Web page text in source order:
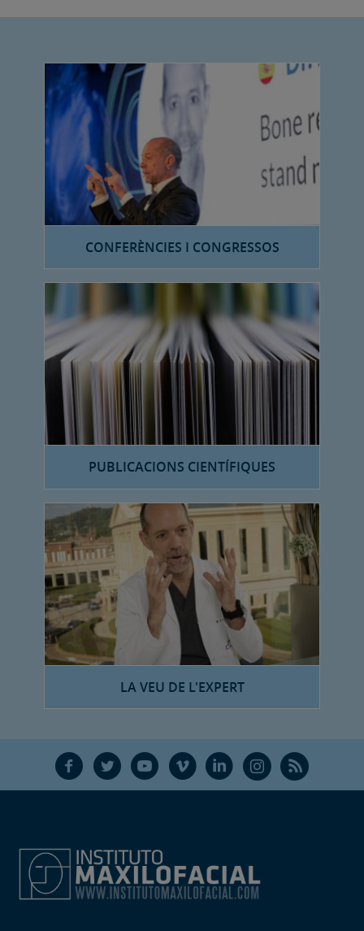
CONFERÈNCIES I CONGRESSOS
PUBLICACIONS CIENTÍFIQUES
LA VEU DE L'EXPERT
F T Y V L Ñ R